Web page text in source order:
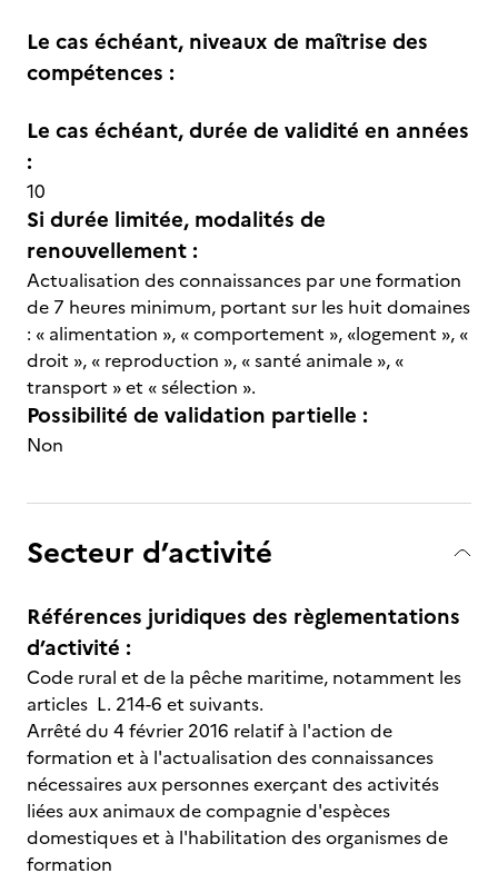
Le cas échéant, niveaux de maîtrise des
compétences :
Le cas échéant, durée de validité en années
:
10
Si durée limitée, modalités de
renouvellement :
Actualisation des connaissances par une formation
de 7 heures minimum, portant sur les huit domaines
: « alimentation », « comportement », «logement », «
droit », « reproduction », « santé animale », «
transport » et « sélection ».
Possibilité de validation partielle :
Non
Secteur d’activité
Références juridiques des règlementations
d’activité :
Code rural et de la pêche maritime, notamment les
articles L. 214-6 et suivants.
Arrêté du 4 février 2016 relatif à l'action de
formation et à l'actualisation des connaissances
nécessaires aux personnes exerçant des activités
liées aux animaux de compagnie d'espèces
domestiques et à l'habilitation des organismes de
formation